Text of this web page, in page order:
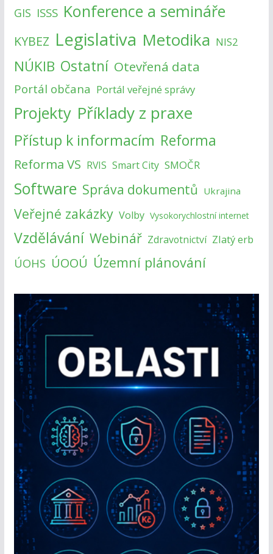
GIS ISSS Konference a semináře
KYBEZ Legislativa Metodika NIS2
NÚKIB Ostatní Otevřená data
Portál občana Portál veřejné správy
Projekty Příklady z praxe
Přístup k informacím Reforma
Reforma VS RVIS Smart City SMOČR
Software Správa dokumentů Ukrajina
Veřejné zakázky Volby Vysokorychlostní internet
Vzdělávání Webinář Zdravotnictví Zlatý erb
ÚOHS ÚOOÚ Územní plánování